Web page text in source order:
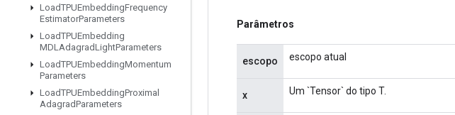
LoadTPUEmbeddingFrequency
EstimatorParameters
LoadTPUEmbedding
MDLAdagradLightParameters
LoadTPUEmbeddingMomentum
Parameters
LoadTPUEmbeddingProximal
AdagradParameters
Parâmetros
escopo escopo atual
x Um `Tensor` do tipo T.